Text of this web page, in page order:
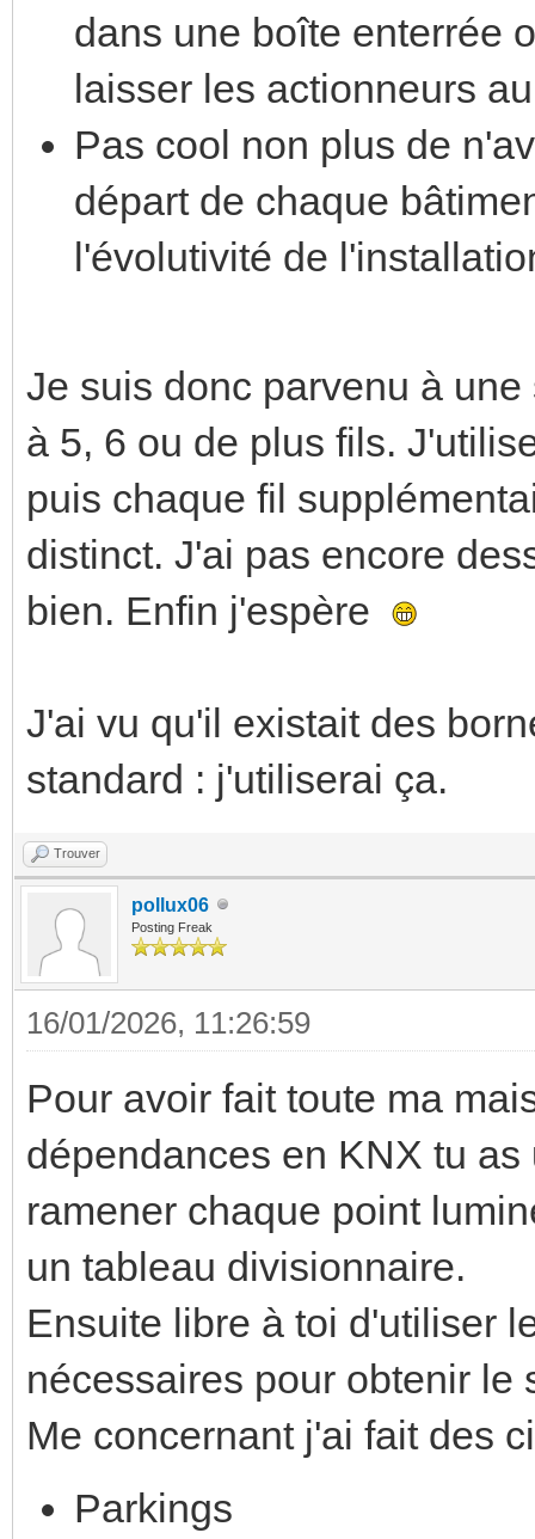
dans une boîte enterrée
laisser les actionneurs
Pas cool non plus de
départ de chaque
l'évolutivité de
Je suis donc parvenu à
à 5, 6 ou de plus fils.
puis chaque fil
distinct. J'ai pas encore
bien. Enfin j'espère
J'ai vu qu'il existait des
standard : j'utiliserai ça.
Trouver
pollux06
Posting Freak
16/01/2026, 11:26:59
Pour avoir fait toute ma
dépendances en KNX tu
ramener chaque point
un tableau divisionnaire.
Ensuite libre à toi d'utiliser
nécessaires pour obtenir le
Me concernant j'ai fait des
Parkings